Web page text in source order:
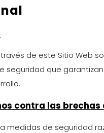
de este Sitio Web
seguridad que
contra las brechas
medidas de seguridad